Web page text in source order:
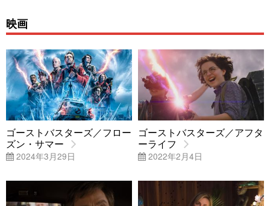
映画
ゴーストバスターズ／フロー
ズン・サマー
2024年3月29日
ゴーストバスターズ／アフタ
ーライフ
2022年2月4日